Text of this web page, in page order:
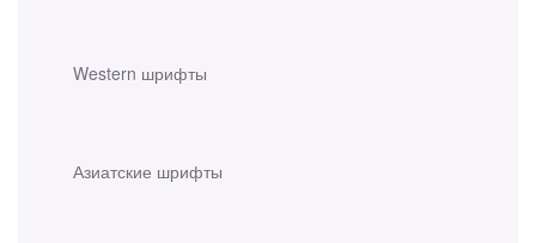
Western шрифты
Азиатские шрифты